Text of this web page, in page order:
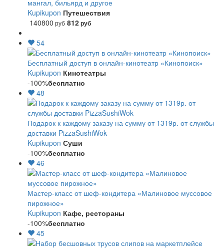
мангал, бильярд и другое
Kupikupon Путешествия
140800 руб 812руб
54
Бесплатный доступ в онлайн-кинотеатр «Кинопоиск»
Kupikupon Кинотеатры
-100%бесплатно
48
Подарок к каждому заказу на сумму от 1319р. от службы
доставки PizzaSushiWok
Kupikupon Суши
-100%бесплатно
46
Мастер-класс от шеф-кондитера «Малиновое муссовое
пирожное»
Kupikupon Кафе, рестораны
-100%бесплатно
45